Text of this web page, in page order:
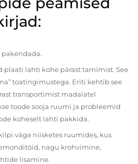
lahti kohe pärast tarnimist. See
toatingimustega. Eriti kehtib see
transportimist madalatel
toode sooja ruumi ja probleemid
koheselt lahti pakkida.
väga niisketes ruumides, kus
nagu krohvimine,
lisamine.